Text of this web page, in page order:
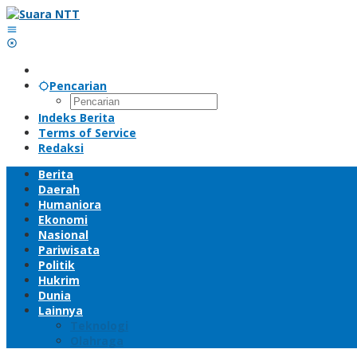
Lewati
ke
konten
Pencarian
Indeks Berita
Terms of Service
Redaksi
Berita
Daerah
Humaniora
Ekonomi
Nasional
Pariwisata
Politik
Hukrim
Dunia
Lainnya
Teknologi
Olahraga